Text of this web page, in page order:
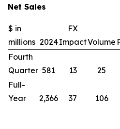
Net Sales
$ in
millions 2024
FX
ImpactVolume
Fourth
Quarter 581 13 25
Full-
Year
2,366 37 106